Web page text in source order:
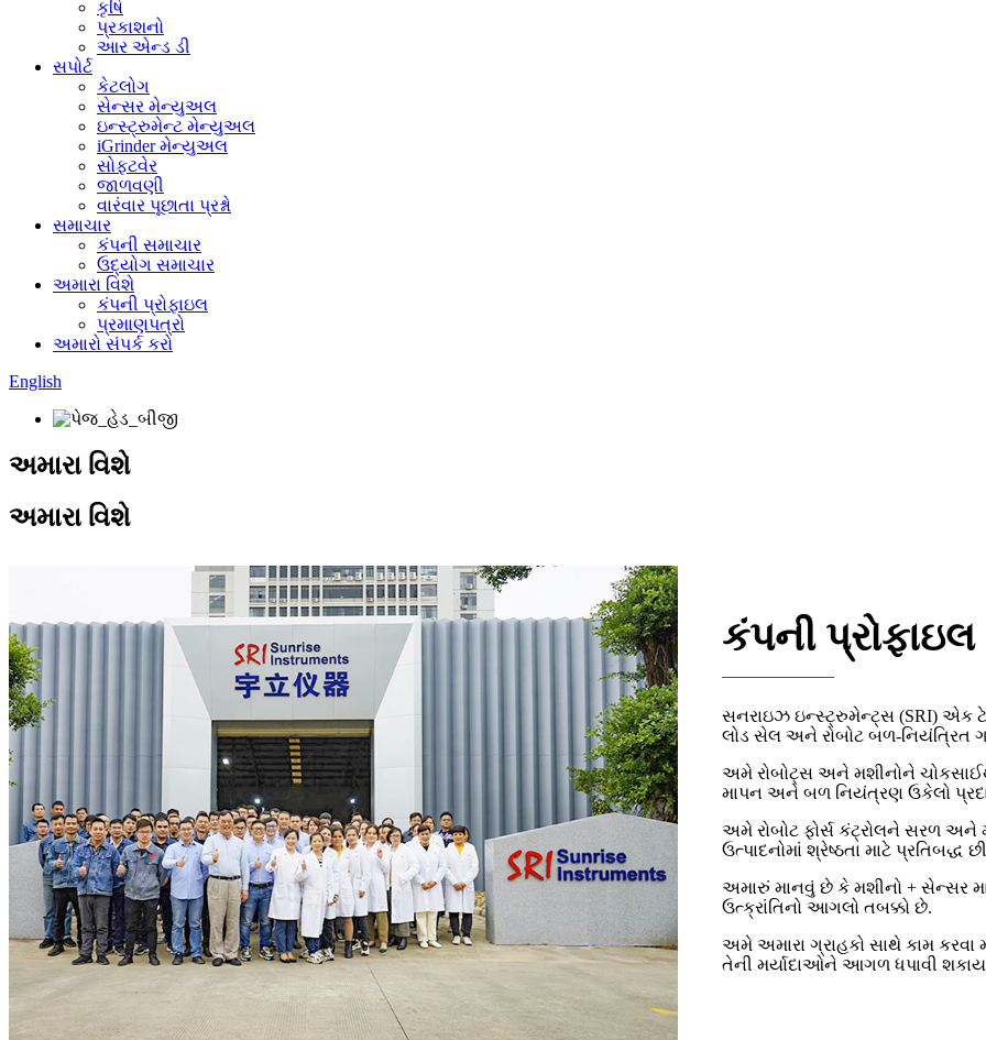
કૃષિ
પ્રકાશનો
આર એન્ડ ડી
સપોર્ટ
કેટલોગ
સેન્સર મેન્યુઅલ
ઇન્સ્ટ્રુમેન્ટ મેન્યુઅલ
iGrinder મેન્યુઅલ
સોફ્ટવેર
જાળવણી
વારંવાર પૂછાતા પ્રશ્નો
સમાચાર
કંપની સમાચાર
ઉદ્યોગ સમાચાર
અમારા વિશે
કંપની પ્રોફાઇલ
પ્રમાણપત્રો
અમારો સંપર્ક કરો
English
અમારા વિશે
અમારા વિશે
કંપની પ્રોફાઇલ
સનરાઇઝ ઇન્સ્ટ્રુમેન્ટ્સ (SRI) એક
લોડ સેલ અને રોબોટ બળ-નિયંત્રિત
અમે રોબોટ્સ અને મશીનોને
માપન અને બળ નિયંત્રણ ઉકેલો
અમે રોબોટ ફોર્સ કંટ્રોલને સરળ અને
ઉત્પાદનોમાં શ્રેષ્ઠતા માટે પ્રતિબદ્ધ
અમારું માનવું છે કે મશીનો + સેન્સર
ઉત્ક્રાંતિનો આગલો તબક્કો છે.
અમે અમારા ગ્રાહકો સાથે કામ
તેની મર્યાદાઓને આગળ ધપાવી